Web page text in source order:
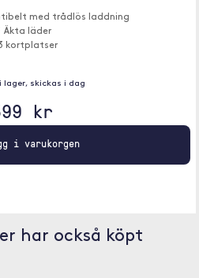
med trådlös laddning
Äkta läder
kortplatser
lager, skickas i dag
kr
i varukorgen
har också köpt